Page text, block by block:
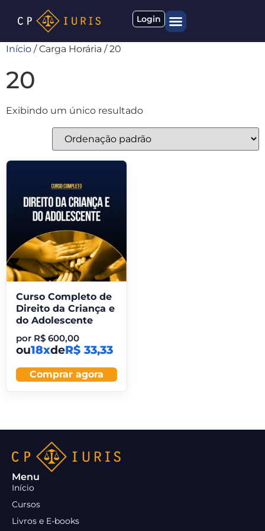
Login
Início / Carga Horária / 20
20
Exibindo um único resultado
Curso Completo de
Direito da Criança e
do Adolescente
por R$ 600,00
ou18xdeR$ 33,33
Comprar agora
Menu
Início
Cursos
Livros e E-books